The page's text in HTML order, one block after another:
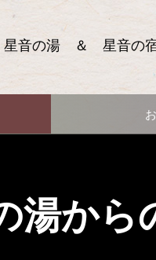
星音の湯 ＆ 星音の
湯から